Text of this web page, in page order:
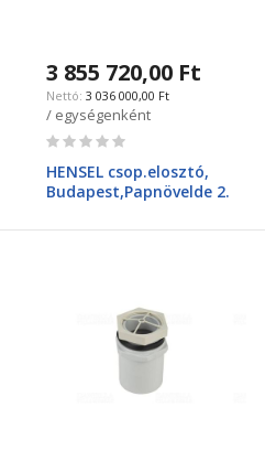
3 855 720,00 Ft
3 036 000,00 Ft
/ egységenként
Rating:
HENSEL csop.elosztó,
Budapest,Papnövelde 2.